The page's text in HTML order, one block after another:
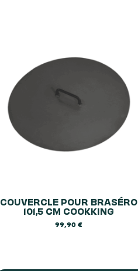
COUVERCLE POUR BRASÉRO
101,5 CM COOKKING
99,90€